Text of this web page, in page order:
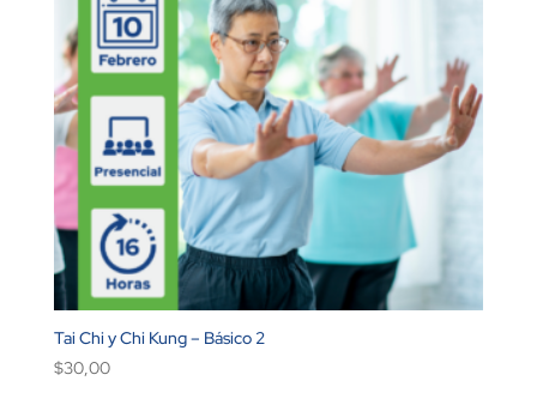
Tai Chi y Chi Kung – Básico 2
$30,00